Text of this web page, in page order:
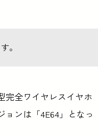
。
完全ワイヤレスイヤホ
ンは「4E64」となっ